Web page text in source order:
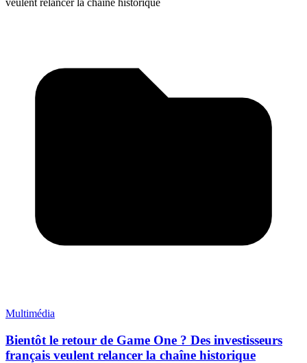
Multimédia
Bientôt le retour de Game One ? Des investisseurs
français veulent relancer la chaîne historique